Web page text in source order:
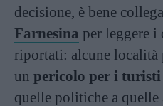
decisione, è bene
Farnesina per leggere
riportati: alcune località
un pericolo per i turisti
quelle politiche a quelle